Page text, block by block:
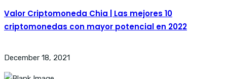
Valor Criptomoneda Chia | Las mejores 10
criptomonedas con mayor potencial en 2022
December 18, 2021